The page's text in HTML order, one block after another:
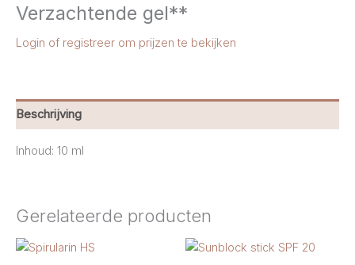
Verzachtende gel**
Login of registreer om prijzen te bekijken
Beschrijving
Inhoud: 10 ml
Gerelateerde producten